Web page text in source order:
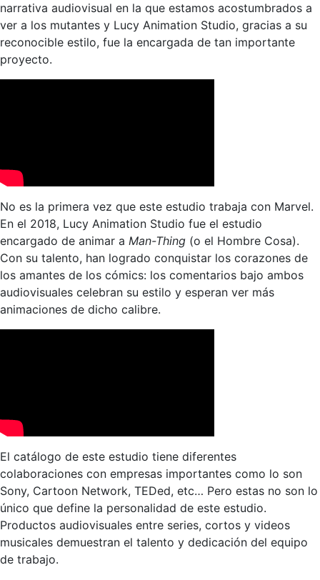
narrativa audiovisual en la que estamos acostumbrados a
ver a los mutantes y Lucy Animation Studio, gracias a su
reconocible estilo, fue la encargada de tan importante
proyecto.
No es la primera vez que este estudio trabaja con Marvel.
En el 2018, Lucy Animation Studio fue el estudio
encargado de animar a Man-Thing (o el Hombre Cosa).
Con su talento, han logrado conquistar los corazones de
los amantes de los cómics: los comentarios bajo ambos
audiovisuales celebran su estilo y esperan ver más
animaciones de dicho calibre.
El catálogo de este estudio tiene diferentes
colaboraciones con empresas importantes como lo son
Sony, Cartoon Network, TEDed, etc… Pero estas no son lo
único que define la personalidad de este estudio.
Productos audiovisuales entre series, cortos y videos
musicales demuestran el talento y dedicación del equipo
de trabajo.